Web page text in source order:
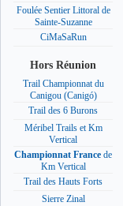
Foulée Sentier Littoral de
Sainte-Suzanne
CiMaSaRun
Hors Réunion
Trail Championnat du
Canigou (Canigó)
Trail des 6 Burons
Méribel Trails et Km
Vertical
Championnat France de
Km Vertical
Trail des Hauts Forts
Sierre Zinal